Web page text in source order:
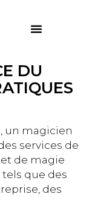
DU
un magicien
services de
de magie
que des
des